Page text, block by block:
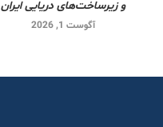
و زیرساخت‌های دریایی ایران
آگوست 1, 2026